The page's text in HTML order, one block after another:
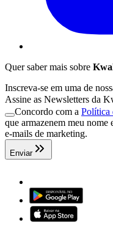
Quer saber mais sobre
Inscreva-se em uma de
Assine as Newsletters da
Concordo com a Política
que armazenem meu nome
e-mails de marketing.
Enviar